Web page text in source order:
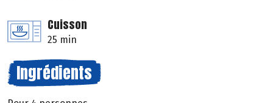
Cuisson
25 min
Ingrédients